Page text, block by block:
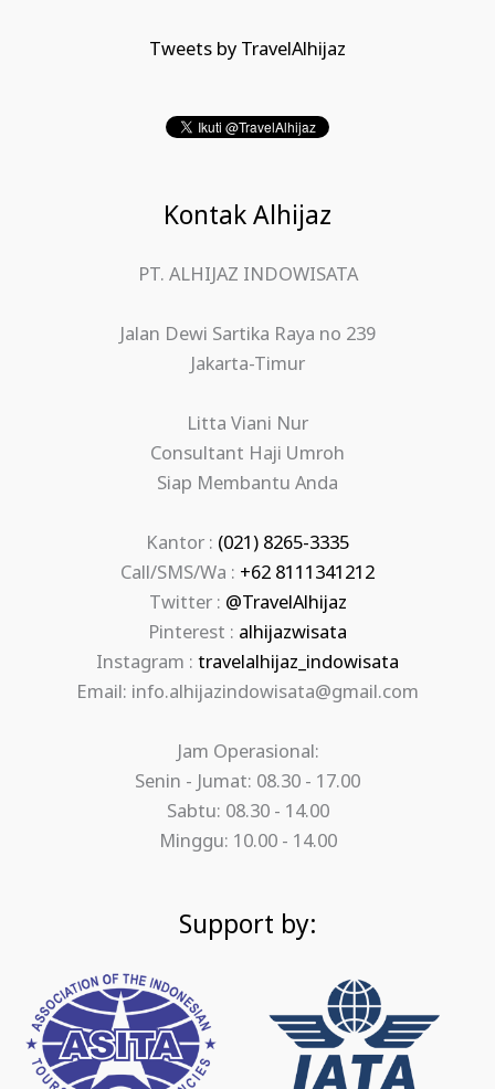
Tweets by TravelAlhijaz
Kontak Alhijaz
PT. ALHIJAZ INDOWISATA
Jalan Dewi Sartika Raya no 239
Jakarta-Timur
Litta Viani Nur
Consultant Haji Umroh
Siap Membantu Anda
Kantor : (021) 8265-3335
Call/SMS/Wa : +62 8111341212
Twitter : @TravelAlhijaz
Pinterest : alhijazwisata
Instagram : travelalhijaz_indowisata
Email: info.alhijazindowisata@gmail.com
Jam Operasional:
Senin - Jumat: 08.30 - 17.00
Sabtu: 08.30 - 14.00
Minggu: 10.00 - 14.00
Support by: